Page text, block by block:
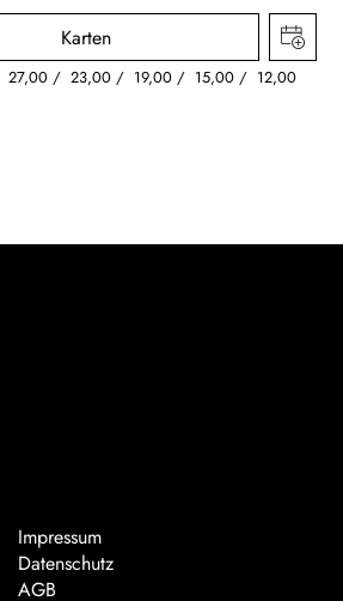
Karten
27,00 23,00 19,00 15,00 12,00
Impressum
Datenschutz
AGB